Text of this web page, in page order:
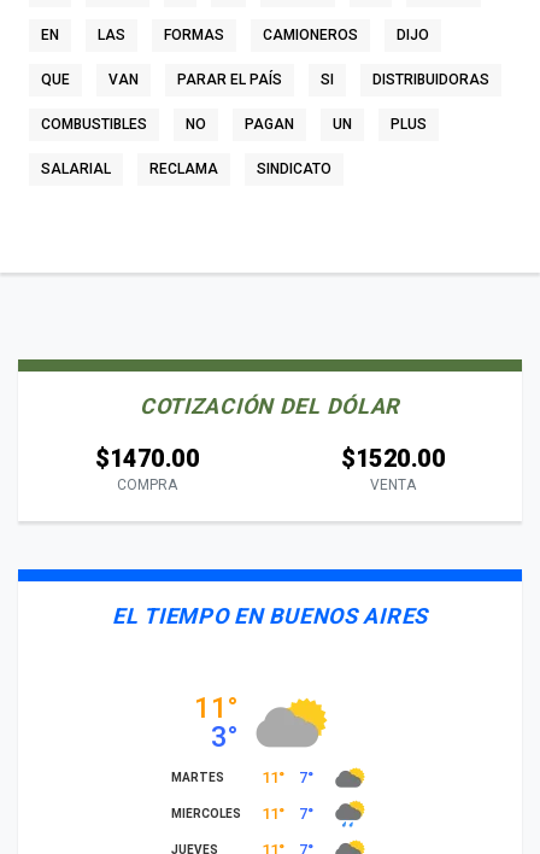
EN LAS FORMAS CAMIONEROS DIJO
QUE VAN PARAR EL PAÍS SI DISTRIBUIDORAS
COMBUSTIBLES NO PAGAN UN PLUS
SALARIAL RECLAMA SINDICATO
COTIZACIÓN DEL DÓLAR
$1470.00
COMPRA
$1520.00
VENTA
EL TIEMPO EN BUENOS AIRES